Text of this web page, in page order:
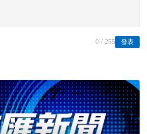
發表
0 / 255